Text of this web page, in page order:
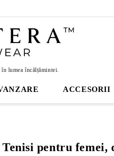
lumea încălțămintei.
ACCESORII
Tenisi pentru femei,